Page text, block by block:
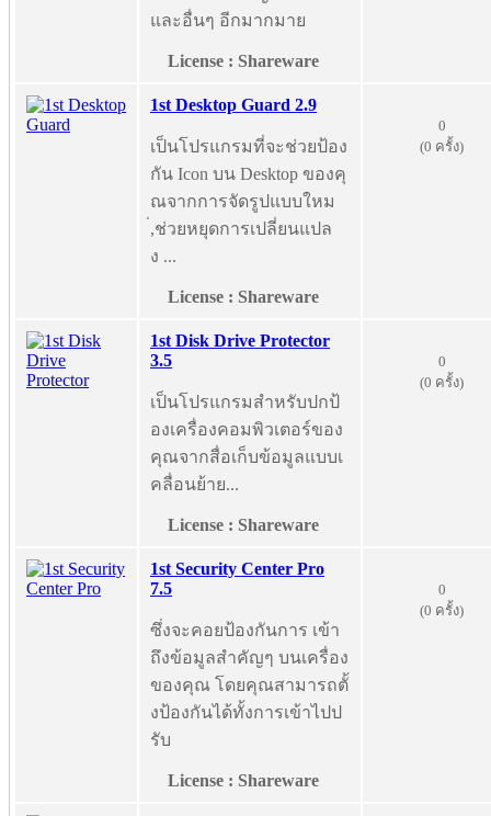
และอื่นๆ อีกมากมาย
License : Shareware
1st Desktop Guard 2.9
เป็นโปรแกรมที่จะช่วยป้อง
กัน Icon บน Desktop ของคุ
ณจากการจัดรูปแบบใหม
่,ช่วยหยุดการเปลี่ยนแปล
ง ...
License : Shareware
0
(0 ครั้ง)
1st Disk Drive Protector
3.5
เป็นโปรแกรมสำหรับปกป้
องเครื่องคอมพิวเตอร์ของ
คุณจากสื่อเก็บข้อมูลแบบเ
คลื่อนย้าย...
License : Shareware
0
(0 ครั้ง)
1st Security Center Pro
7.5
ซึ่งจะคอยป้องกันการ เข้า
ถึงข้อมูลสำคัญๆ บนเครื่อง
ของคุณ โดยคุณสามารถตั้
งป้องกันได้ทั้งการเข้าไปป
รับ
License : Shareware
0
(0 ครั้ง)